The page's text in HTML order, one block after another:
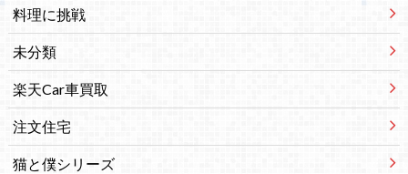
料理に挑戦
未分類
楽天Car車買取
注文住宅
猫と僕シリーズ